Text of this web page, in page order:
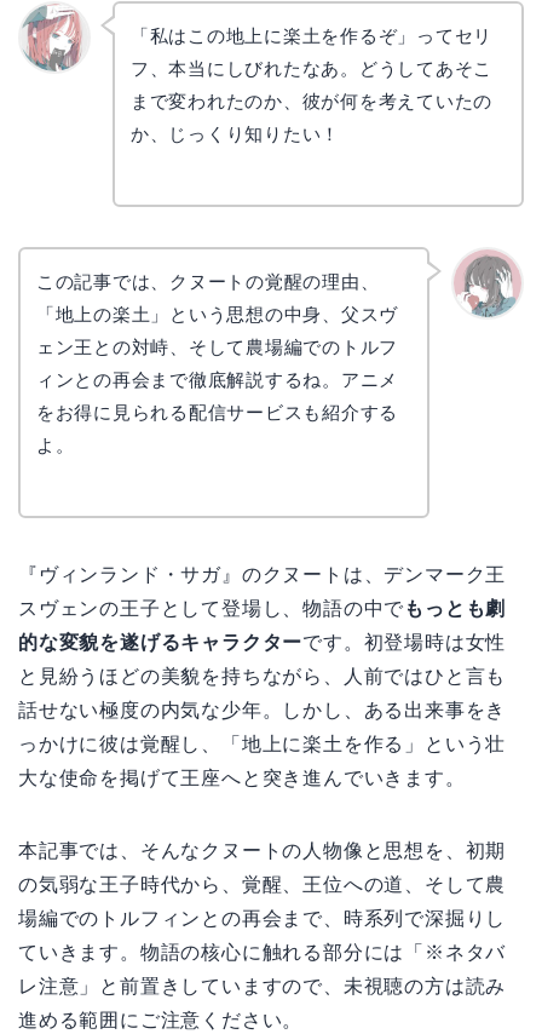
「私はこの地上に楽土を作るぞ」ってセリ
フ、本当にしびれたなあ。どうしてあそこ
まで変われたのか、彼が何を考えていたの
か、じっくり知りたい！
この記事では、クヌートの覚醒の理由、
「地上の楽土」という思想の中身、父スヴ
ェン王との対峙、そして農場編でのトルフ
ィンとの再会まで徹底解説するね。アニメ
をお得に見られる配信サービスも紹介する
よ。
『ヴィンランド・サガ』のクヌートは、デンマーク王
スヴェンの王子として登場し、物語の中で もっとも劇
的な変貌を遂げるキャラクターです。初登場時は女性
と見紛うほどの美貌を持ちながら、人前ではひと言も
話せない極度の内気な少年。しかし、ある出来事をき
っかけに彼は覚醒し、「地上に楽土を作る」という壮
大な使命を掲げて王座へと突き進んでいきます。
本記事では、そんなクヌートの人物像と思想を、初期
の気弱な王子時代から、覚醒、王位への道、そして農
場編でのトルフィンとの再会まで、時系列で深掘りし
ていきます。物語の核心に触れる部分には「※ネタバ
レ注意」と前置きしていますので、未視聴の方は読み
進める範囲にご注意ください。